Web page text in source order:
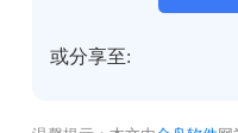
或分享至: